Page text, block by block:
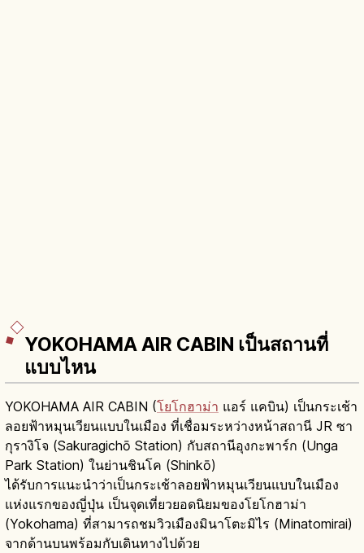
YOKOHAMA AIR CABIN เป็นสถานที่
แบบไหน
YOKOHAMA AIR CABIN (โยโกฮาม่า แอร์ แคบิน) เป็นกระเช้า
ลอยฟ้าหมุนเวียนแบบในเมือง ที่เชื่อมระหว่างหน้าสถานี JR ซา
กุรางิโจ (Sakuragichō Station) กับสถานีอุงกะพาร์ก (Unga
Park Station) ในย่านชินโค (Shinkō)
ได้รับการแนะนำว่าเป็นกระเช้าลอยฟ้าหมุนเวียนแบบในเมือง
แห่งแรกของญี่ปุ่น เป็นจุดเที่ยวยอดนิยมของโยโกฮาม่า
(Yokohama) ที่สามารถชมวิวเมืองมินาโตะมิไร (Minatomirai)
จากด้านบนพร้อมกับเดินทางไปด้วย